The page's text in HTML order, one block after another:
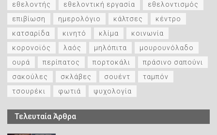
εθελοντής
εθελοντική εργασία
εθελοντισμός
επιβίωση
ημερολόγιο κάλτσες
κέντρο
κατσαρίδα
κινητό κλίμα
κοινωνία
κορονοϊός
λαός μηλόπιτα
μουρουνόλαδο
ουρά
περίπατος πορτοκάλι
πράσινο σαπούνι
σακούλες
σκλάβες σουέντ
ταμπόν
τσουρέκι
φωτιά ψυχολογία
Τελευταία Άρθρα